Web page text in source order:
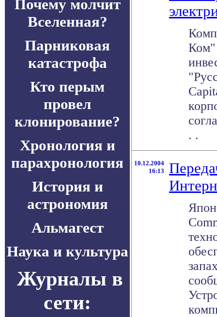
Почему молчит
Вселенная?
Парниковая
катастрофа
Кто перым
провел
клонирование?
Хронология и
парахронология
История и
астрономия
Альмагест
Наука и культура
Журналы в
сети:
Ком"
. .
10.12.2004
16:13